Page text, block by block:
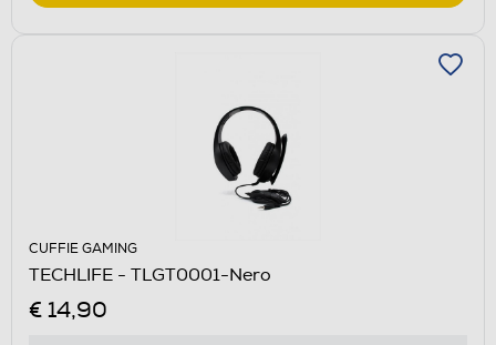
CUFFIE GAMING
TECHLIFE - TLGT0001-Nero
€ 14,90